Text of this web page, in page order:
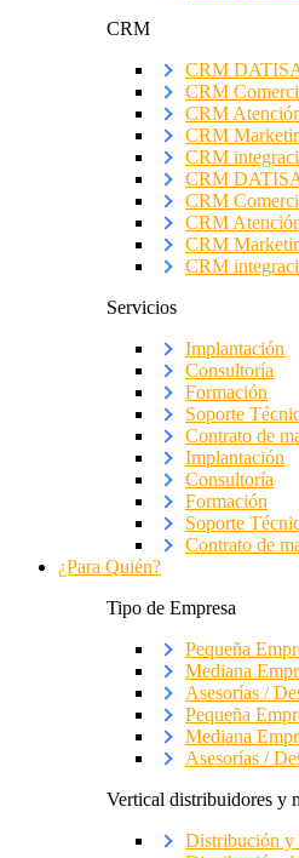
CRM
CRM
CRM
CRM
CRM
CRM
CRM
CRM
CRM
CRM
CRM
Servicios
Implantación
Consultoría
Formación
Soporte
Contrato de
Implantación
Consultoría
Formación
Soporte
Contrato de
¿Para Quién?
Tipo de Empresa
Pequeña
Mediana
Asesorías /
Pequeña
Mediana
Asesorías /
Vertical distribuidores y
Distribución y